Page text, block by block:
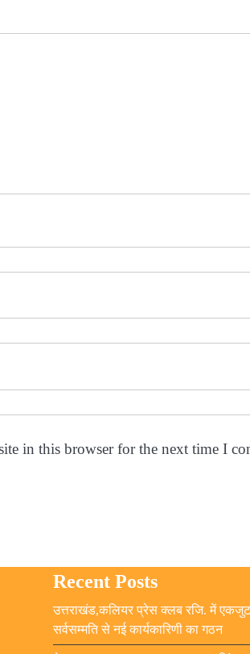
in this browser for the next time I
Recent Posts
उत्तराखंड,कलियर प्रेस क्लब रजि. में
सर्वसम्मति से नई कार्यकारिणी का गठन